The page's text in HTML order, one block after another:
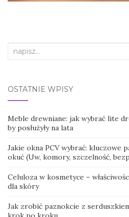
Search
OSTATNIE WPISY
Meble drewniane: jak wybrać lite
by posłużyły na lata
Jakie okna PCV wybrać: kluczowe
okuć (Uw, komory, szczelność,
Celuloza w kosmetyce –
dla skóry
Jak zrobić paznokcie z